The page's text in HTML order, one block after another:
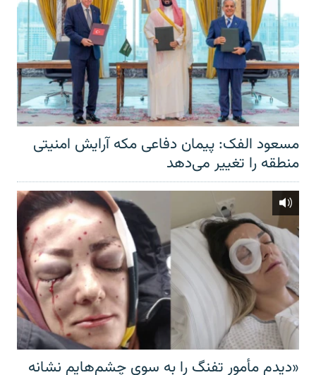
مسعود الفک: پیمان دفاعی مکه آرایش امنیتی
منطقه را تغییر می‌دهد
«دیدم مأمور تفنگ را به سوی چشم‌هایم نشانه